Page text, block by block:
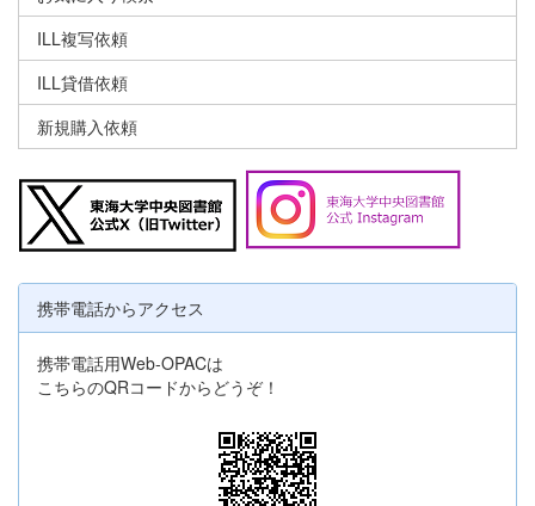
ILL複写依頼
ILL貸借依頼
新規購入依頼
携帯電話からアクセス
携帯電話用Web-OPACは
こちらのQRコードからどうぞ！